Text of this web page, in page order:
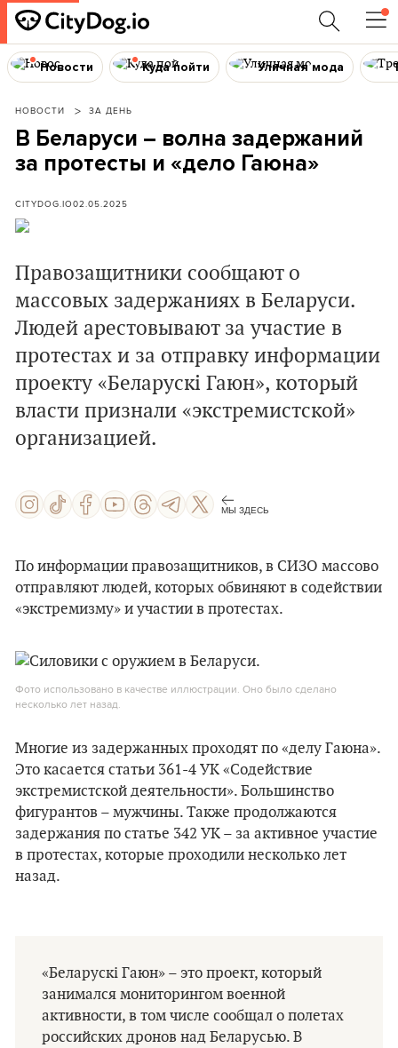
Новости Куда пойти Уличная мода
НОВОСТИ ЗА ДЕНЬ
В Беларуси – волна задержаний
за протесты и «дело Гаюна»
CITYDOG.IO02.05.2025
Правозащитники сообщают о
массовых задержаниях в Беларуси.
Людей арестовывают за участие в
протестах и за отправку информации
проекту «Беларускі Гаюн», который
власти признали «экстремистской»
организацией.
МЫ ЗДЕСЬ
По информации правозащитников, в СИЗО массово
отправляют людей, которых обвиняют в содействии
«экстремизму» и участии в протестах.
Фото использовано в качестве иллюстрации. Оно было сделано
несколько лет назад.
Многие из задержанных проходят по «делу Гаюна».
Это касается статьи 361-4 УК «Содействие
экстремистской деятельности». Большинство
фигурантов – мужчины. Также продолжаются
задержания по статье 342 УК – за активное участие
в протестах, которые проходили несколько лет
назад.
«Беларускі Гаюн» – это проект, который
занимался мониторингом военной
активности, в том числе сообщал о полетах
российских дронов над Беларусью. В